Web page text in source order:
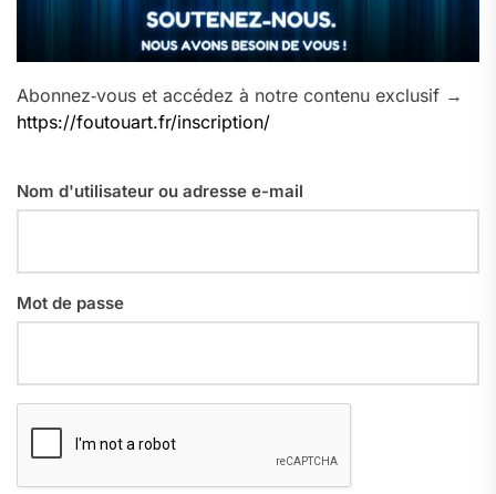
Abonnez‑vous et accédez à notre contenu exclusif →
https://foutouart.fr/inscription/
Nom d'utilisateur ou adresse e-mail
Mot de passe